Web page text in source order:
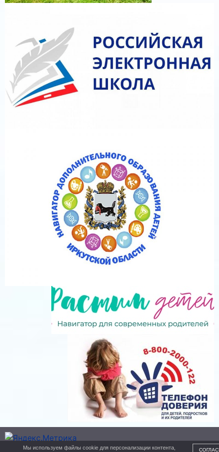
Мы используем файлы cookie для персонализации контента,